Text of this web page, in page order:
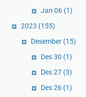
Jan 06 (1)
2023 (155)
Desember (15)
Des 30 (1)
Des 27 (3)
Des 26 (1)